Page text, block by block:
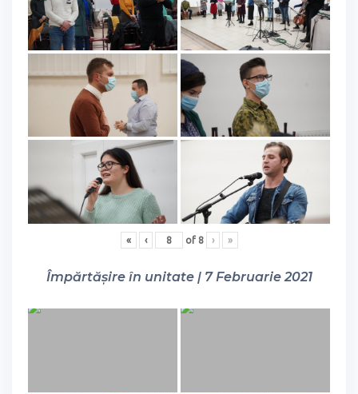
« ‹ of 8 › »
Împărtășire în unitate | 7 Februarie 2021